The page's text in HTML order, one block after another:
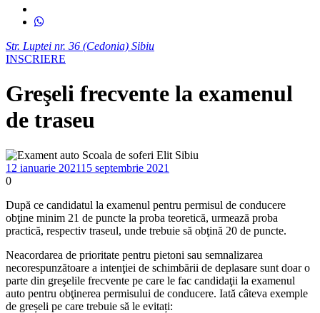
Str. Luptei nr. 36 (Cedonia) Sibiu
INSCRIERE
Greşeli frecvente la examenul
de traseu
12 ianuarie 202115 septembrie 2021
0
După ce candidatul la examenul pentru permisul de conducere
obţine minim 21 de puncte la proba teoretică, urmează proba
practică, respectiv traseul, unde trebuie să obţină 20 de puncte.
Neacordarea de prioritate pentru pietoni sau semnalizarea
necorespunzătoare a intenţiei de schimbării de deplasare sunt doar o
parte din greşelile frecvente pe care le fac candidaţii la examenul
auto pentru obţinerea permisului de conducere. Iată câteva exemple
de greșeli pe care trebuie să le evitați: